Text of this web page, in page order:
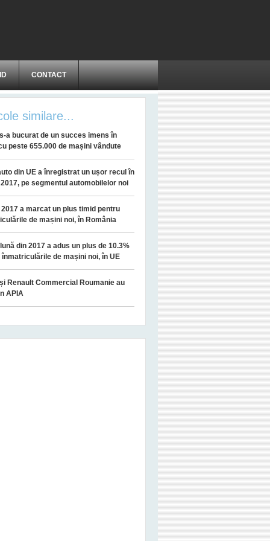
CONTACT
similare...
a bucurat de un succes imens în
peste 655.000 de mașini vândute
din UE a înregistrat un ușor recul în
pe segmentul automobilelor noi
2017 a marcat un plus timid pentru
de mașini noi, în România
din 2017 a adus un plus de 10.3%
înmatriculările de mașini noi, în UE
Renault Commercial Roumanie au
APIA